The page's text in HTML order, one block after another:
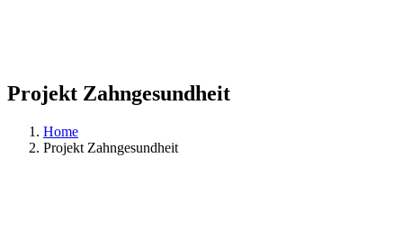
Projekt Zahngesundheit
Home
Projekt Zahngesundheit